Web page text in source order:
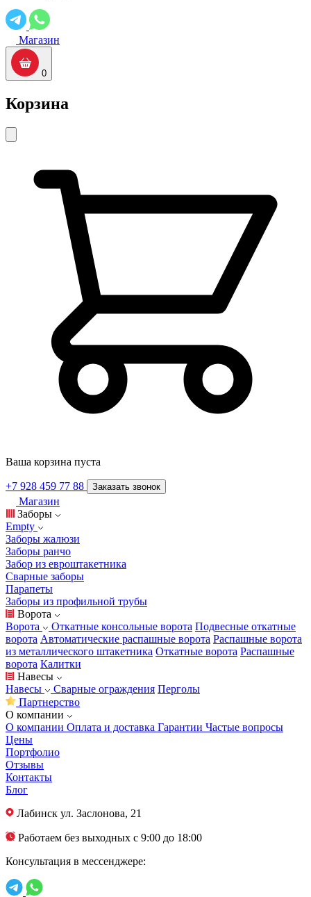
Магазин
0
Корзина
Ваша корзина пуста
+7 928 459 77 88 Заказать звонок
Магазин
Заборы
Empty
Заборы жалюзи
Заборы ранчо
Забор из евроштакетника
Сварные заборы
Парапеты
Заборы из профильной трубы
Ворота
Ворота
Откатные консольные ворота Подвесные откатные
ворота Автоматические распашные ворота Распашные ворота
из металлического штакетника Откатные ворота Распашные
ворота Калитки
Навесы
Навесы
Сварные ограждения Перголы
Партнерство
О компании
О компании Оплата и доставка Гарантии Частые вопросы
Цены
Портфолио
Отзывы
Контакты
Блог
Лабинск ул. Заслонова, 21
Работаем без выходных с 9:00 до 18:00
Консультация в мессенджере: